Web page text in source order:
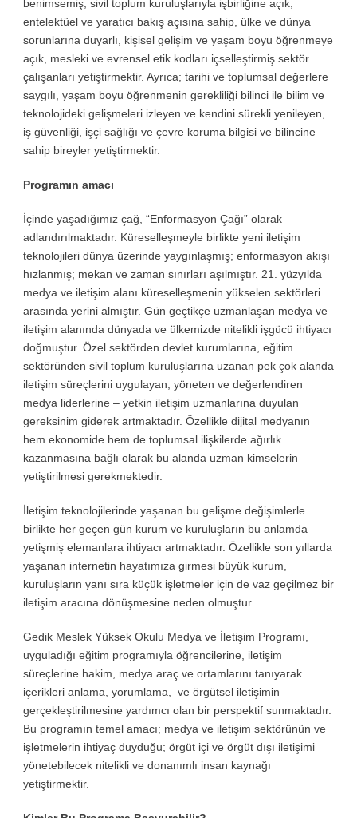
benimsemiş, sivil toplum kuruluşlarıyla işbirliğine açık,
entelektüel ve yaratıcı bakış açısına sahip, ülke ve dünya
sorunlarına duyarlı, kişisel gelişim ve yaşam boyu öğrenmeye
açık, mesleki ve evrensel etik kodları içselleştirmiş sektör
çalışanları yetiştirmektir. Ayrıca; tarihi ve toplumsal değerlere
saygılı, yaşam boyu öğrenmenin gerekliliği bilinci ile bilim ve
teknolojideki gelişmeleri izleyen ve kendini sürekli yenileyen,
iş güvenliği, işçi sağlığı ve çevre koruma bilgisi ve bilincine
sahip bireyler yetiştirmektir.
Programın amacı
İçinde yaşadığımız çağ, “Enformasyon Çağı” olarak
adlandırılmaktadır. Küreselleşmeyle birlikte yeni iletişim
teknolojileri dünya üzerinde yaygınlaşmış; enformasyon akışı
hızlanmış; mekan ve zaman sınırları aşılmıştır. 21. yüzyılda
medya ve iletişim alanı küreselleşmenin yükselen sektörleri
arasında yerini almıştır. Gün geçtikçe uzmanlaşan medya ve
iletişim alanında dünyada ve ülkemizde nitelikli işgücü ihtiyacı
doğmuştur. Özel sektörden devlet kurumlarına, eğitim
sektöründen sivil toplum kuruluşlarına uzanan pek çok alanda
iletişim süreçlerini uygulayan, yöneten ve değerlendiren
medya liderlerine – yetkin iletişim uzmanlarına duyulan
gereksinim giderek artmaktadır. Özellikle dijital medyanın
hem ekonomide hem de toplumsal ilişkilerde ağırlık
kazanmasına bağlı olarak bu alanda uzman kimselerin
yetiştirilmesi gerekmektedir.
İletişim teknolojilerinde yaşanan bu gelişme değişimlerle
birlikte her geçen gün kurum ve kuruluşların bu anlamda
yetişmiş elemanlara ihtiyacı artmaktadır. Özellikle son yıllarda
yaşanan internetin hayatımıza girmesi büyük kurum,
kuruluşların yanı sıra küçük işletmeler için de vaz geçilmez bir
iletişim aracına dönüşmesine neden olmuştur.
Gedik Meslek Yüksek Okulu Medya ve İletişim Programı,
uyguladığı eğitim programıyla öğrencilerine, iletişim
süreçlerine hakim, medya araç ve ortamlarını tanıyarak
içerikleri anlama, yorumlama, ve örgütsel iletişimin
gerçekleştirilmesine yardımcı olan bir perspektif sunmaktadır.
Bu programın temel amacı; medya ve iletişim sektörünün ve
işletmelerin ihtiyaç duyduğu; örgüt içi ve örgüt dışı iletişimi
yönetebilecek nitelikli ve donanımlı insan kaynağı
yetiştirmektir.